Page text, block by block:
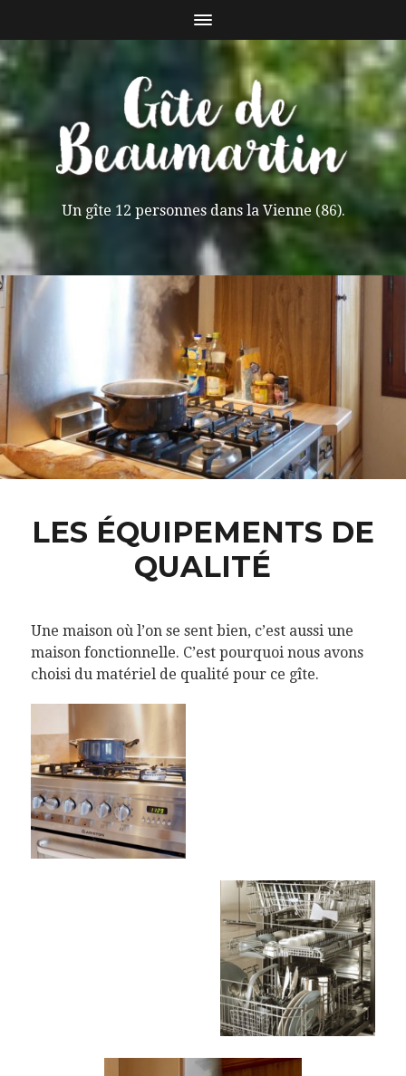
Un gîte 12 personnes dans la Vienne (86).
LES ÉQUIPEMENTS DE
QUALITÉ
Une maison où l’on se sent bien, c’est aussi une
maison fonctionnelle. C’est pourquoi nous avons
choisi du matériel de qualité pour ce gîte.